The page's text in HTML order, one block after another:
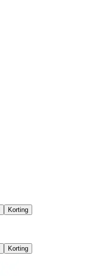
Korting
Korting